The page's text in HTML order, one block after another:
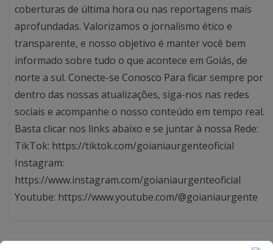
coberturas de última hora ou nas reportagens mais
aprofundadas. Valorizamos o jornalismo ético e
transparente, e nosso objetivo é manter você bem
informado sobre tudo o que acontece em Goiás, de
norte a sul. Conecte-se Conosco Para ficar sempre por
dentro das nossas atualizações, siga-nos nas redes
sociais e acompanhe o nosso conteúdo em tempo real.
Basta clicar nos links abaixo e se juntar à nossa Rede:
TikTok: https://tiktok.com/goianiaurgenteoficial
Instagram:
https://www.instagram.com/goianiaurgenteoficial
Youtube: https://www.youtube.com/@goianiaurgente